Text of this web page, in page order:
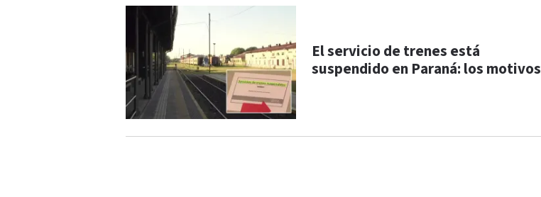
El servicio de trenes está
suspendido en Paraná: los motivos